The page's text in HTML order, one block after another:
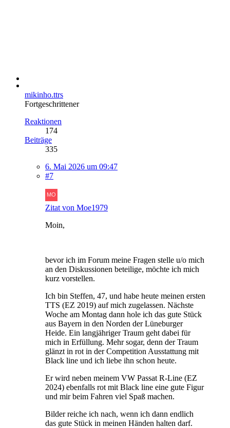
mikinho.ttrs
Fortgeschrittener
Reaktionen
174
Beiträge
335
6. Mai 2026 um 09:47
#7
Zitat von Moe1979
Moin,
bevor ich im Forum meine Fragen stelle u/o mich
an den Diskussionen beteilige, möchte ich mich
kurz vorstellen.
Ich bin Steffen, 47, und habe heute meinen ersten
TTS (EZ 2019) auf mich zugelassen. Nächste
Woche am Montag dann hole ich das gute Stück
aus Bayern in den Norden der Lüneburger
Heide. Ein langjähriger Traum geht dabei für
mich in Erfüllung. Mehr sogar, denn der Traum
glänzt in rot in der Competition Ausstattung mit
Black line und ich liebe ihn schon heute.
Er wird neben meinem VW Passat R-Line (EZ
2024) ebenfalls rot mit Black line eine gute Figur
und mir beim Fahren viel Spaß machen.
Bilder reiche ich nach, wenn ich dann endlich
das gute Stück in meinen Händen halten darf.